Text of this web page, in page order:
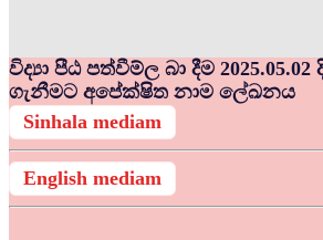
විද්‍යා පීඨ පත්වීම්ල බා දීම 2025.05.02
ගැනීමට අපේක්ෂිත නාම ලේඛනය
Sinhala mediam
English mediam